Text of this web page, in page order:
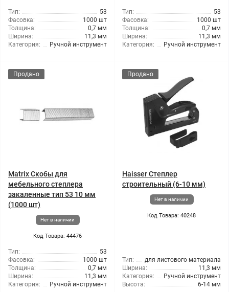
Тип:
53
Фасовка:
1000 шт
Толщина:
0,7 мм
Ширина:
11,3 мм
Категория:
Ручной инструмент
Тип:
53
Фасовка:
1000 шт
Толщина:
0,7 мм
Ширина:
11,3 мм
Категория:
Ручной инструмент
Продано
Matrix Скобы для
мебельного степлера
закаленные тип 53 10 мм
(1000 шт)
Нет в наличии
Код Товара: 44476
Тип:
53
Фасовка:
1000 шт
Толщина:
0,7 мм
Ширина:
11,3 мм
Категория:
Ручной инструмент
Продано
Haisser Степлер
строительный (6-10 мм)
Нет в наличии
Код Товара: 40248
Тип:
для листового материала
Ширина:
11,3 мм
Категория:
Ручной инструмент
Высота:
6-14 мм